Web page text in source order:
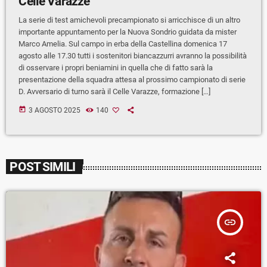
La serie di test amichevoli precampionato si arricchisce di un altro
importante appuntamento per la Nuova Sondrio guidata da mister
Marco Amelia. Sul campo in erba della Castellina domenica 17
agosto alle 17.30 tutti i sostenitori biancazzurri avranno la possibilità
di osservare i propri beniamini in quella che di fatto sarà la
presentazione della squadra attesa al prossimo campionato di serie
D. Avversario di turno sarà il Celle Varazze, formazione […]
today 3 AGOSTO 2025 140
POST SIMILI
insert_link